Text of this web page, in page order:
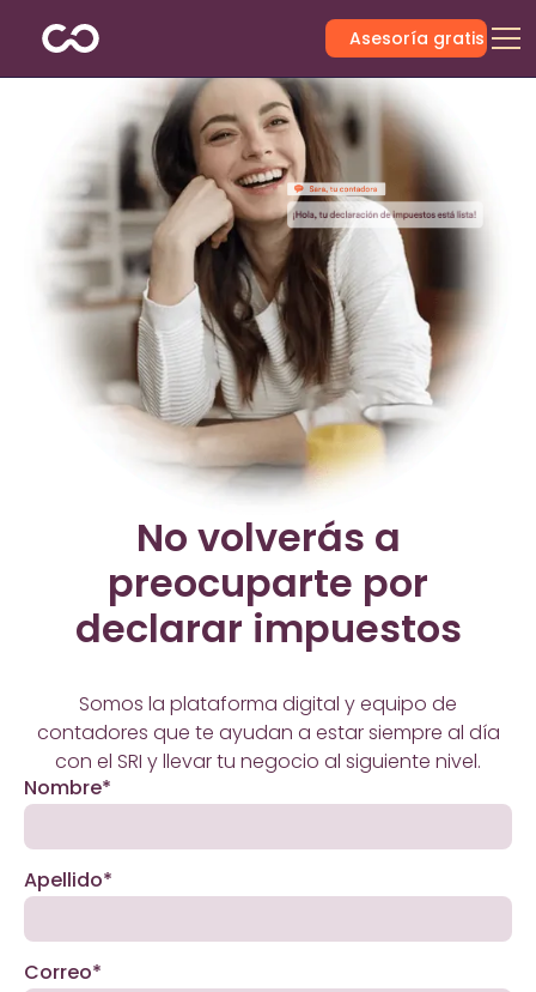
Asesoría gratis
No volverás a
preocuparte por
declarar impuestos
Somos la plataforma digital y equipo de
contadores que te ayudan a estar siempre al día
con el SRI y llevar tu negocio al siguiente nivel.
Nombre*
Apellido*
Correo*